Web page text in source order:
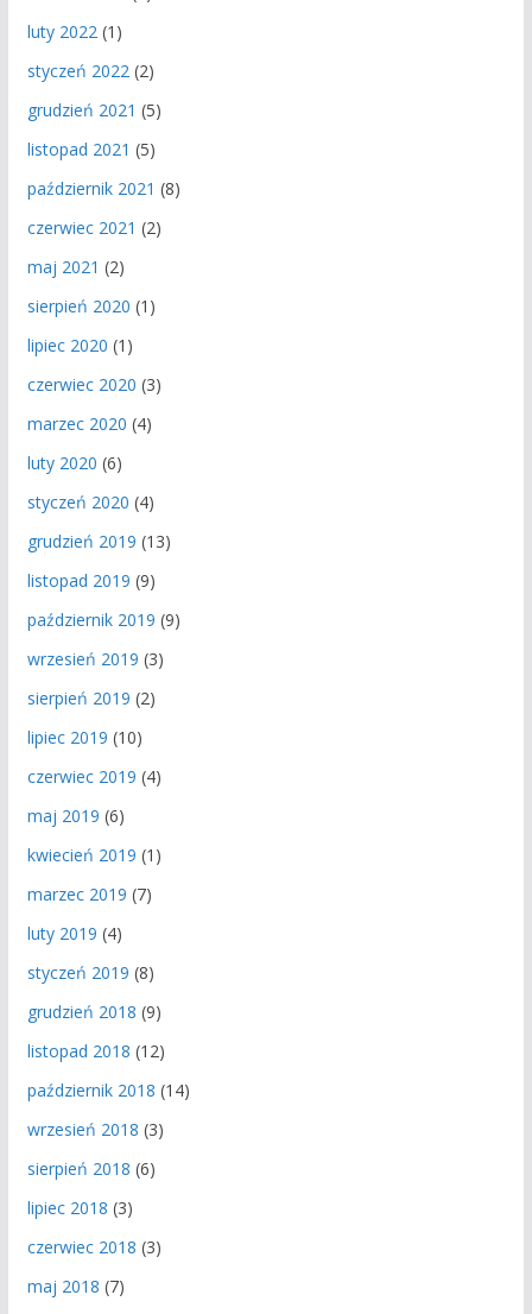
luty 2022 (1)
styczeń 2022 (2)
grudzień 2021 (5)
listopad 2021 (5)
październik 2021 (8)
czerwiec 2021 (2)
maj 2021 (2)
sierpień 2020 (1)
lipiec 2020 (1)
czerwiec 2020 (3)
marzec 2020 (4)
luty 2020 (6)
styczeń 2020 (4)
grudzień 2019 (13)
listopad 2019 (9)
październik 2019 (9)
wrzesień 2019 (3)
sierpień 2019 (2)
lipiec 2019 (10)
czerwiec 2019 (4)
maj 2019 (6)
kwiecień 2019 (1)
marzec 2019 (7)
luty 2019 (4)
styczeń 2019 (8)
grudzień 2018 (9)
listopad 2018 (12)
październik 2018 (14)
wrzesień 2018 (3)
sierpień 2018 (6)
lipiec 2018 (3)
czerwiec 2018 (3)
maj 2018 (7)